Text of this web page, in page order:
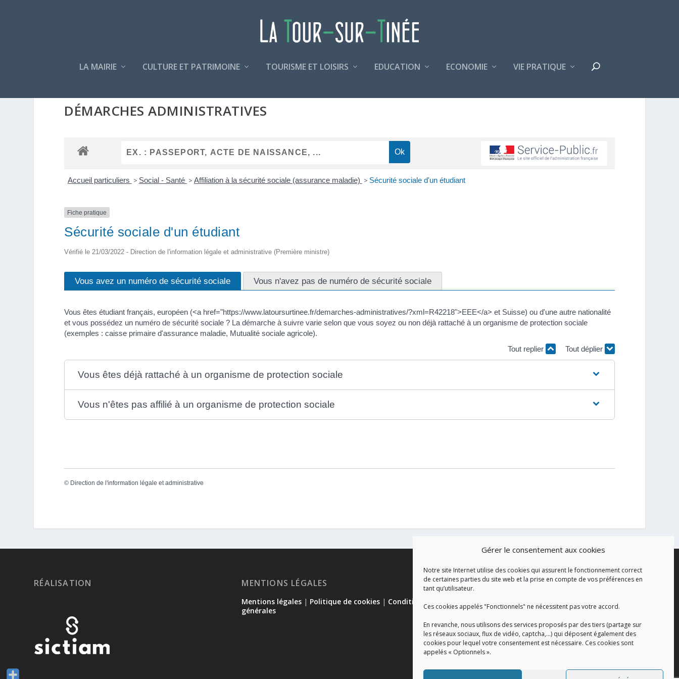
Gérer le consentement aux cookies
Notre site Internet utilise des cookies qui assurent le fonctionnement correct
de certaines parties du site web et la prise en compte de vos préférences en
tant qu’utilisateur.
Ces cookies appelés "Fonctionnels" ne nécessitent pas votre accord.
En revanche, nous utilisons des services proposés par des tiers (partage sur
les réseaux sociaux, flux de vidéo, captcha,...) qui déposent également des
cookies pour lequel votre consentement est nécessaire. Ces cookies sont
appelés « Optionnels ».
LA MAIRIE CULTURE ET PATRIMOINE TOURISME ET LOISIRS EDUCATION ECONOMIE VIE PRATIQUE
DÉMARCHES ADMINISTRATIVES
Accueil particuliers > Social - Santé > Affiliation à la sécurité sociale (assurance maladie) > Sécurité sociale d'un étudiant
Fiche pratique
Sécurité sociale d'un étudiant
Vérifié le 21/03/2022 - Direction de l'information légale et administrative (Première ministre)
Vous avez un numéro de sécurité sociale Vous n'avez pas de numéro de sécurité sociale
Vous êtes étudiant français, européen (<a href="https://www.latoursurtinee.fr/demarches-administratives/?xml=R42218">EEE</a> et Suisse) ou d'une autre nationalité
et vous possédez un numéro de sécurité sociale ? La démarche à suivre varie selon que vous soyez ou non déjà rattaché à un organisme de protection sociale
(exemples : caisse primaire d'assurance maladie, Mutualité sociale agricole).
Tout replier
Tout déplier
Vous êtes déjà rattaché à un organisme de protection sociale
Vous n'êtes pas affilié à un organisme de protection sociale
© Direction de l'information légale et administrative
RÉALISATION MENTIONS LÉGALES
Mentions légales | Politique de cookies | Conditions
générales